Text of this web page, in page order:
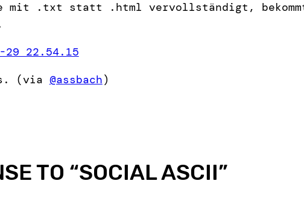
mit .txt statt .html vervollständigt,
(via @assbach)
TO “SOCIAL ASCII”